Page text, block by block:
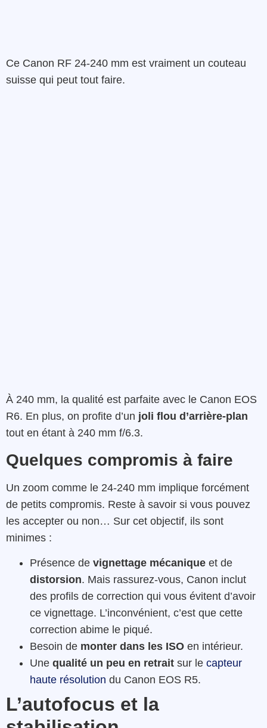
Ce Canon RF 24-240 mm est vraiment un couteau
suisse qui peut tout faire.
À 240 mm, la qualité est parfaite avec le Canon EOS
R6. En plus, on profite d’un joli flou d’arrière-plan
tout en étant à 240 mm f/6.3.
Quelques compromis à faire
Un zoom comme le 24-240 mm implique forcément
de petits compromis. Reste à savoir si vous pouvez
les accepter ou non… Sur cet objectif, ils sont
minimes :
Présence de vignettage mécanique et de
distorsion. Mais rassurez-vous, Canon inclut
des profils de correction qui vous évitent d’avoir
ce vignettage. L’inconvénient, c’est que cette
correction abime le piqué.
Besoin de monter dans les ISO en intérieur.
Une qualité un peu en retrait sur le capteur
haute résolution du Canon EOS R5.
L’autofocus et la